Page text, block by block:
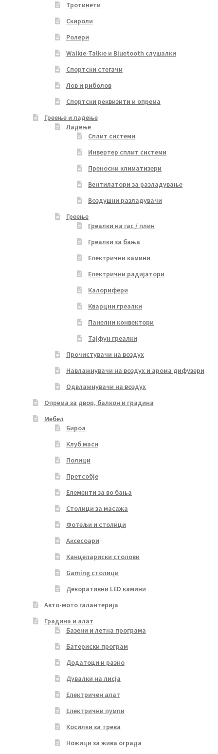
Тротинети
Скироли
Ролери
Walkie-Talkie и Bluetooth слушалки
Спортски стегачи
Лов и риболов
Спортски реквизити и опрема
Греење и ладење
Ладење
Сплит системи
Инвертер сплит системи
Преносни климатизери
Вентилатори за разладување
Воздушни разладувачи
Греење
Греалки на гас / плин
Греалки за бања
Електрични камини
Електрични радијатори
Калорифери
Кварцни греалки
Панелни конвектори
Тајфун греалки
Прочистувачи на воздух
Навлажнувачи на воздух и арома дифузери
Одвлажнувачи на воздух
Опрема за двор, балкон и градина
Мебел
Бироа
Клуб маси
Полици
Претсобје
Елементи за во бања
Столици за масажа
Фотељи и столици
Аксесоари
Канцелариски столови
Gaming столици
Декоративни LED камини
Авто-мото галантерија
Градина и алат
Базени и летна програма
Батериски програм
Додатоци и разно
Дувалки на лисја
Електричен алат
Електрични пумпи
Косилки за трева
Ножици за жива ограда